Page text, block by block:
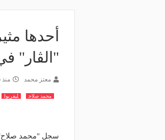
أحدها
"الڤار"
معتز محمد منذ 5 سنوات
محمد صلاح ليفربول